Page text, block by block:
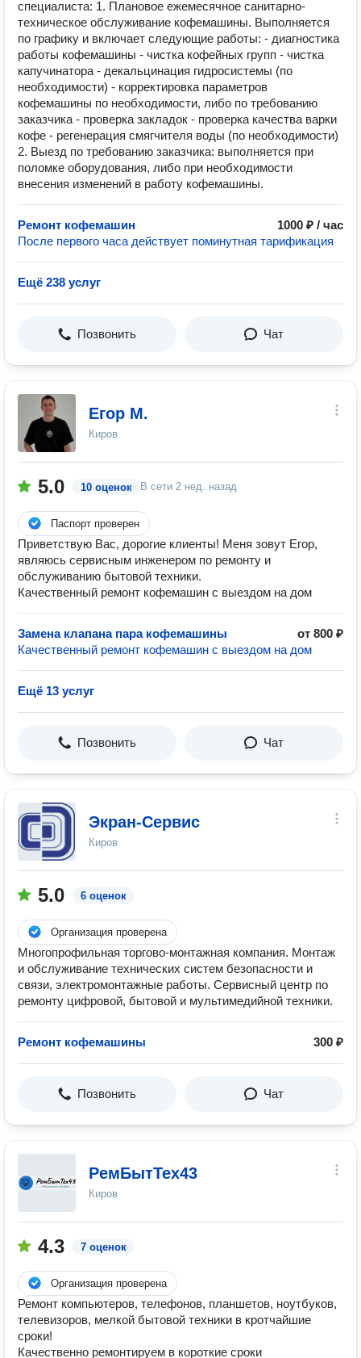
специалиста: 1. Плановое ежемесячное санитарно-
техническое обслуживание кофемашины. Выполняется
по графику и включает следующие работы: - диагностика
работы кофемашины - чистка кофейных групп - чистка
капучинатора - декальцинация гидросистемы (по
необходимости) - корректировка параметров
кофемашины по необходимости, либо по требованию
заказчика - проверка закладок - проверка качества варки
кофе - регенерация смягчителя воды (по необходимости)
2. Выезд по требованию заказчика: выполняется при
поломке оборудования, либо при необходимости
внесения изменений в работу кофемашины.
Ремонт кофемашин
1000 ₽ / час
После первого часа действует поминутная тарификация
Ещё 238 услуг
Позвонить Чат
Егор М.
Киров
5.0 10 оценок В сети 2 нед. назад
Паспорт проверен
Приветствую Вас, дорогие клиенты! Меня зовут Егор,
являюсь сервисным инженером по ремонту и
обслуживанию бытовой техники.
Качественный ремонт кофемашин с выездом на дом
Замена клапана пара кофемашины
от 800 ₽
Качественный ремонт кофемашин с выездом на дом
Ещё 13 услуг
Позвонить Чат
Экран-Сервис
Киров
5.0 6 оценок
Организация проверена
Многопрофильная торгово-монтажная компания. Монтаж
и обслуживание технических систем безопасности и
связи, электромонтажные работы. Сервисный центр по
ремонту цифровой, бытовой и мультимедийной техники.
Ремонт кофемашины 300 ₽
Позвонить Чат
РемБытТех43
Киров
4.3 7 оценок
Организация проверена
Ремонт компьютеров, телефонов, планшетов, ноутбуков,
телевизоров, мелкой бытовой техники в кротчайшие
сроки!
Качественно ремонтируем в короткие сроки